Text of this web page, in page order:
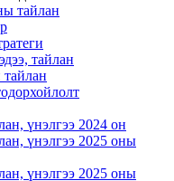
тайлан
тайлан
үнэлгээ 2024 он
үнэлгээ 2025 оны
үнэлгээ 2025 оны